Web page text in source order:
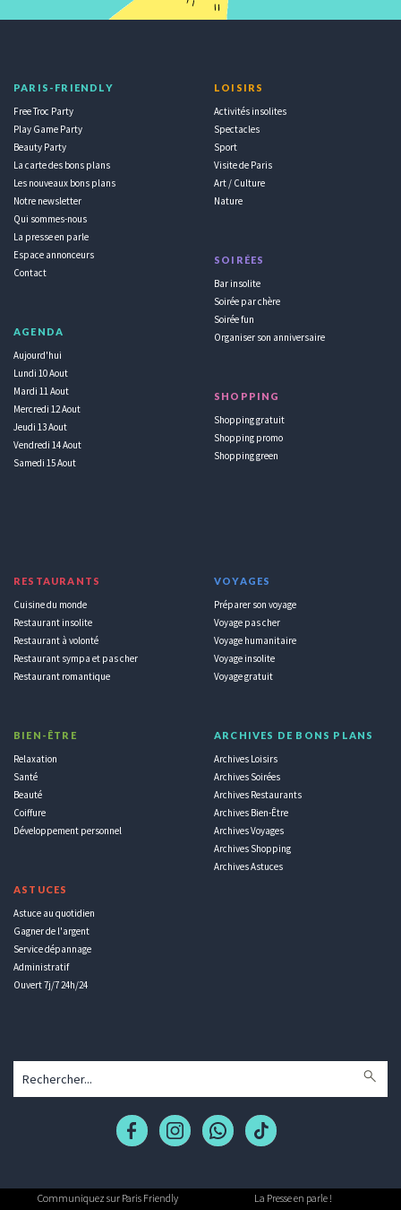
PARIS-FRIENDLY
Free Troc Party
Play Game Party
Beauty Party
La carte des bons plans
Les nouveaux bons plans
Notre newsletter
Qui sommes-nous
La presse en parle
Espace annonceurs
Contact
AGENDA
Aujourd'hui
Lundi 10 Aout
Mardi 11 Aout
Mercredi 12 Aout
Jeudi 13 Aout
Vendredi 14 Aout
Samedi 15 Aout
LOISIRS
Activités insolites
Spectacles
Sport
Visite de Paris
Art / Culture
Nature
SOIRÉES
Bar insolite
Soirée par chère
Soirée fun
Organiser son anniversaire
SHOPPING
Shopping gratuit
Shopping promo
Shopping green
RESTAURANTS
Cuisine du monde
Restaurant insolite
Restaurant à volonté
Restaurant sympa et pas cher
Restaurant romantique
BIEN-ÊTRE
Relaxation
Santé
Beauté
Coiffure
Développement personnel
ASTUCES
Astuce au quotidien
Gagner de l'argent
Service dépannage
Administratif
Ouvert 7j/7 24h/24
VOYAGES
Préparer son voyage
Voyage pas cher
Voyage humanitaire
Voyage insolite
Voyage gratuit
ARCHIVES DE BONS PLANS
Archives Loisirs
Archives Soirées
Archives Restaurants
Archives Bien-Être
Archives Voyages
Archives Shopping
Archives Astuces
Communiquez sur Paris Friendly
La Presse en parle !